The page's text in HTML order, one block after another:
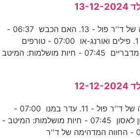
06:16 - החווה המדהימה של ד''ר פול - 13. האם הכבש 06:37 -
חיות מושלמות: המיטב - 1. פילים ואורנג-או 07:00 - טורפים
באפריקה 8 - 2. רוצחים מדבריים 07:45 - חיות מושלמות: המיטב
06:37 - החווה המדהימה של ד''ר פול - 11. עדר במנו 07:00 -
נחשים בעיר 3 - 5. מתכון לאסון 07:45 - חיות מושלמות: המיטב -